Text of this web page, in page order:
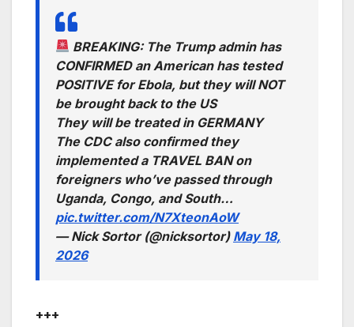
BREAKING: The Trump admin has
CONFIRMED an American has tested
POSITIVE for Ebola, but they will NOT
be brought back to the US
They will be treated in GERMANY
The CDC also confirmed they
implemented a TRAVEL BAN on
foreigners who’ve passed through
Uganda, Congo, and South…
pic.twitter.com/N7XteonAoW
— Nick Sortor (@nicksortor) May 18,
2026
+++